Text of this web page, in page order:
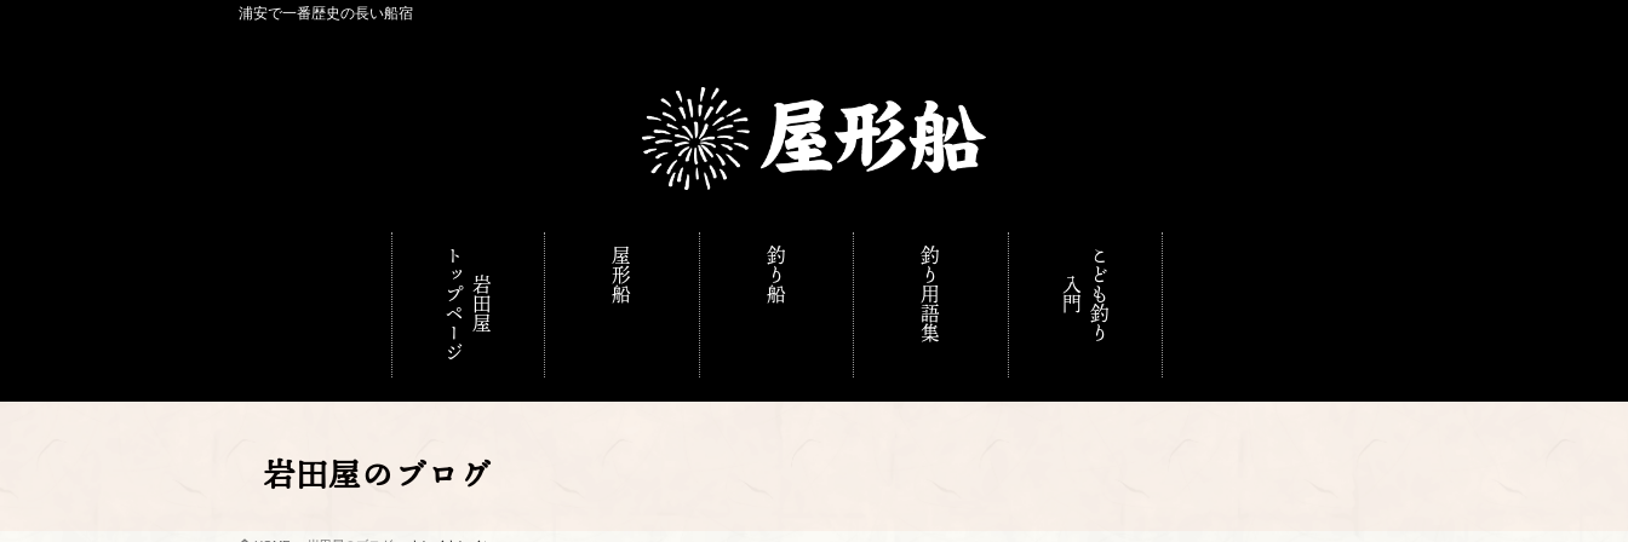
浦安で一番歴史の長い船宿
岩田屋
トップページ 屋形船 釣り船 釣り用語集 こども釣り
入門
岩田屋のブログ